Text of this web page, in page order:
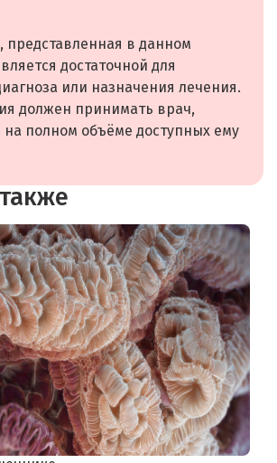
в данном
достаточной для
или назначения лечения.
должен принимать врач,
на полном объёме доступных ему